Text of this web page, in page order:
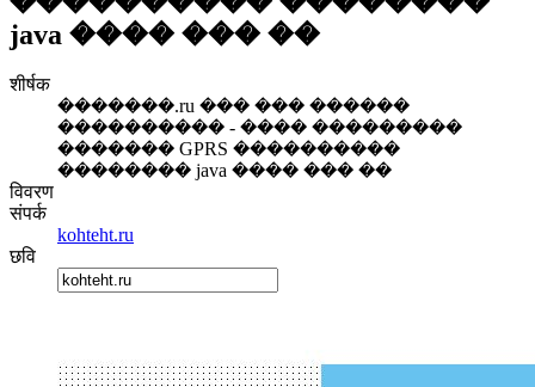
java ���� ��� ��
शीर्षक
�������.ru ��� ��� ������
���������� - ���� ���������
������� GPRS ����������
�������� java ���� ��� ��
विवरण
संपर्क
kohteht.ru
छवि